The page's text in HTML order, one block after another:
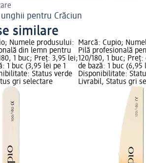
unghii pentru Crăciun
similare
Numele produsului:
din lemn pentru
1 buc; Preț: 3,95 lei;
1 buc (3,95 lei pe 1
Status verde
gri selectare
Marcă: Cupio;
Pilă profesională
120/180, 1 buc;
de bază: 1 buc (6,95
Disponibilitate:
Livrabil, Status gri